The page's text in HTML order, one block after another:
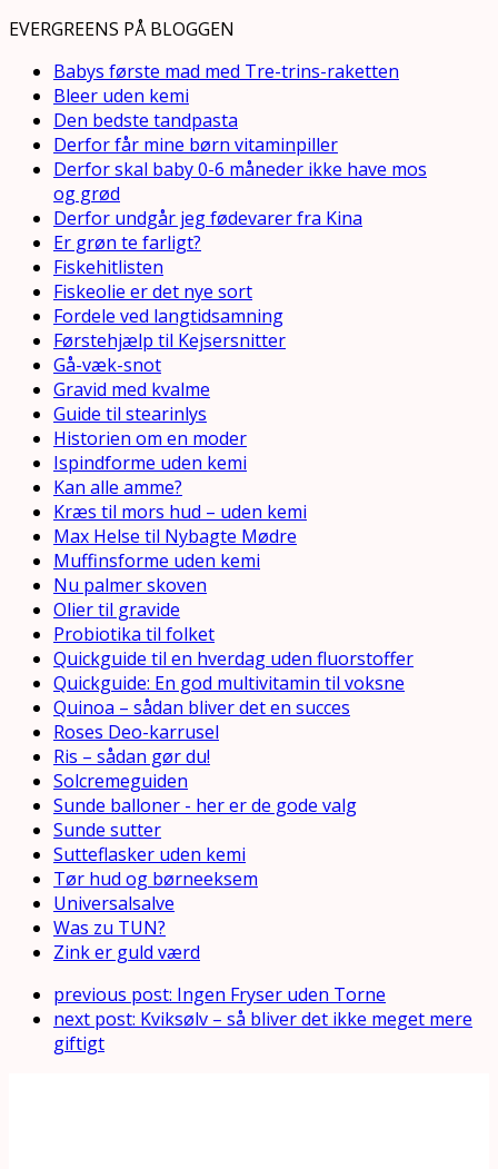
EVERGREENS PÅ BLOGGEN
Babys første mad med Tre-trins-raketten
Bleer uden kemi
Den bedste tandpasta
Derfor får mine børn vitaminpiller
Derfor skal baby 0-6 måneder ikke have mos
og grød
Derfor undgår jeg fødevarer fra Kina
Er grøn te farligt?
Fiskehitlisten
Fiskeolie er det nye sort
Fordele ved langtidsamning
Førstehjælp til Kejsersnitter
Gå-væk-snot
Gravid med kvalme
Guide til stearinlys
Historien om en moder
Ispindforme uden kemi
Kan alle amme?
Kræs til mors hud – uden kemi
Max Helse til Nybagte Mødre
Muffinsforme uden kemi
Nu palmer skoven
Olier til gravide
Probiotika til folket
Quickguide til en hverdag uden fluorstoffer
Quickguide: En god multivitamin til voksne
Quinoa – sådan bliver det en succes
Roses Deo-karrusel
Ris – sådan gør du!
Solcremeguiden
Sunde balloner - her er de gode valg
Sunde sutter
Sutteflasker uden kemi
Tør hud og børneeksem
Universalsalve
Was zu TUN?
Zink er guld værd
previous post: Ingen Fryser uden Torne
next post: Kviksølv – så bliver det ikke meget mere
giftigt